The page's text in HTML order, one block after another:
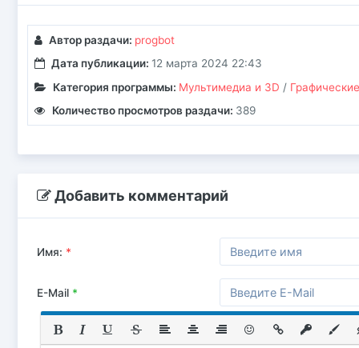
Автор раздачи: progbot
Дата публикации: 12 марта 2024 22:43
Категория программы: Мультимедиа и 3D /
Количество просмотров раздачи: 389
Добавить комментарий
Имя: *
E-Mail *